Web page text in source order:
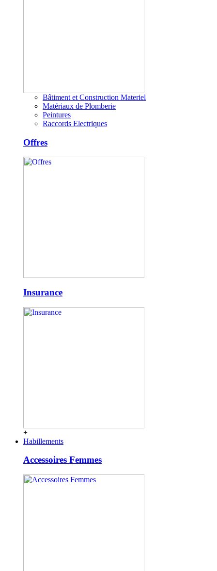
Bâtiment et Construction Materiel
Matériaux de Plomberie
Peintures
Raccords Electriques
Offres
Insurance
+
Habillements
Accessoires Femmes